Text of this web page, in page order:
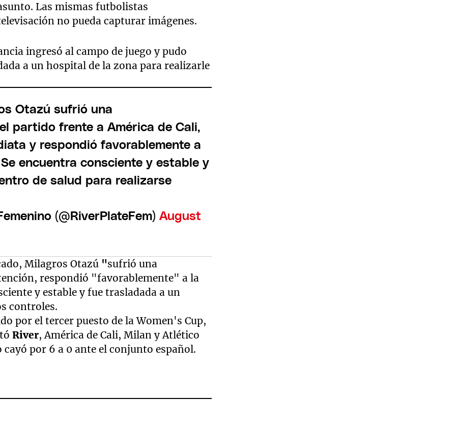
Las mismas futbolistas
no pueda capturar imágenes.
ingresó al campo de juego y pudo
a un hospital de la zona para realizarle
Otazú sufrió una
partido frente a América de Cali,
y respondió favorablemente a
encuentra consciente y estable y
de salud para realizarse
(@RiverPlateFem) August
Milagros Otazú "sufrió una
respondió "favorablemente" a la
y estable y fue trasladada a un
controles.
por el tercer puesto de la Women's Cup,
River, América de Cali, Milan y Atlético
por 6 a 0 ante el conjunto español.